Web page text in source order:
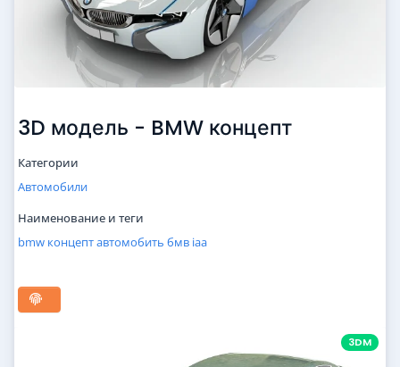
3D модель - BMW концепт
Категории
Автомобили
Наименование и теги
bmw концептавтомобить бмв iaa
3DM